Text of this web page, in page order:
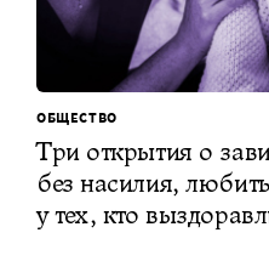
ОБЩЕСТВО
Три открытия о
без насилия,
у тех, кто